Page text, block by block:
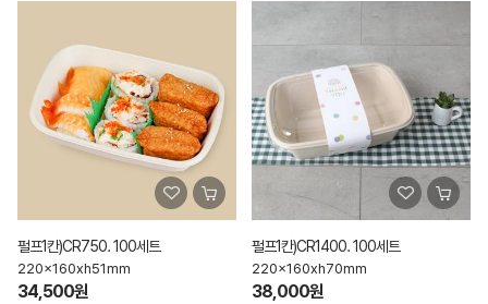
펄프1칸)CR750. 100세트
220x160xh51mm
34,500원
펄프1칸)CR1400. 100세트
220x160xh70mm
38,000원